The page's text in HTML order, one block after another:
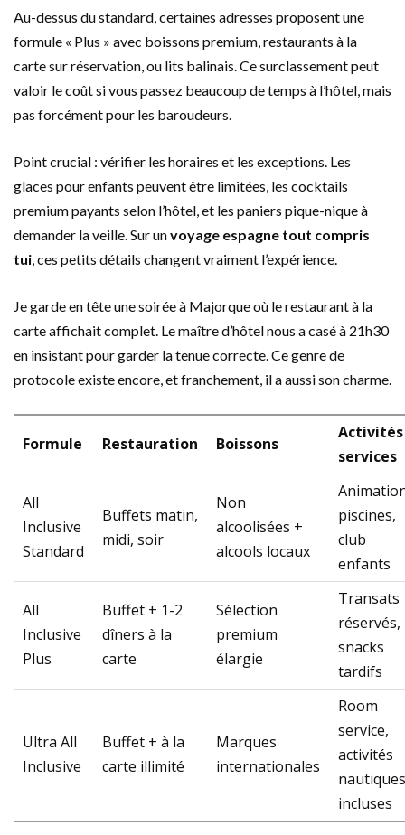
Au-dessus du standard, certaines adresses proposent une
formule « Plus » avec boissons premium, restaurants à la
carte sur réservation, ou lits balinais. Ce surclassement peut
valoir le coût si vous passez beaucoup de temps à l’hôtel, mais
pas forcément pour les baroudeurs.
Point crucial : vérifier les horaires et les exceptions. Les
glaces pour enfants peuvent être limitées, les cocktails
premium payants selon l’hôtel, et les paniers pique-nique à
demander la veille. Sur unvoyage espagne tout compris
tui, ces petits détails changent vraiment l’expérience.
Je garde en tête une soirée à Majorque où le restaurant à la
carte affichait complet. Le maître d’hôtel nous a casé à 21h30
en insistant pour garder la tenue correcte. Ce genre de
protocole existe encore, et franchement, il a aussi son charme.
Formule Restauration Boissons
services
All
Inclusive
Standard
Buffets matin,
midi, soir
Non
alcoolisées +
alcools locaux
piscines,
club
enfants
All
Inclusive
Plus
Buffet + 1-2
dîners à la
carte
Sélection
premium
élargie
Transats
réservés,
snacks
tardifs
Ultra All
Inclusive
Buffet + à la
carte illimité
Marques
internationales
Room
service,
activités
nautiques
incluses